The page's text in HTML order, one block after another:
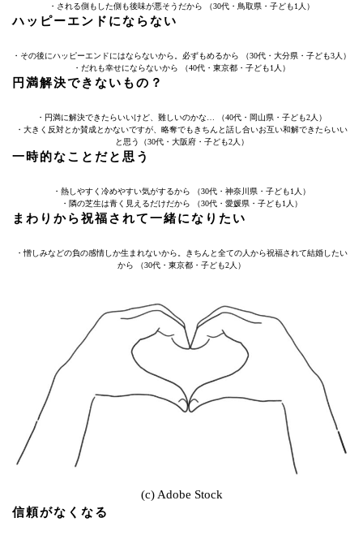
・される側もした側も後味が悪そうだから （30代・鳥取県・子ども1人）
ハッピーエンドにならない
・その後にハッピーエンドにはならないから。必ずもめるから （30代・大分県・子ども3人）
・だれも幸せにならないから （40代・東京都・子ども1人）
円満解決できないもの？
・円満に解決できたらいいけど、難しいのかな… （40代・岡山県・子ども2人）
・大きく反対とか賛成とかないですが、略奪でもきちんと話し合いお互い和解できたらいい
と思う（30代・大阪府・子ども2人）
一時的なことだと思う
・熱しやすく冷めやすい気がするから （30代・神奈川県・子ども1人）
・隣の芝生は青く見えるだけだから （30代・愛媛県・子ども1人）
まわりから祝福されて一緒になりたい
・憎しみなどの負の感情しか生まれないから。きちんと全ての人から祝福されて結婚したい
から （30代・東京都・子ども2人）
(c) Adobe Stock
信頼がなくなる